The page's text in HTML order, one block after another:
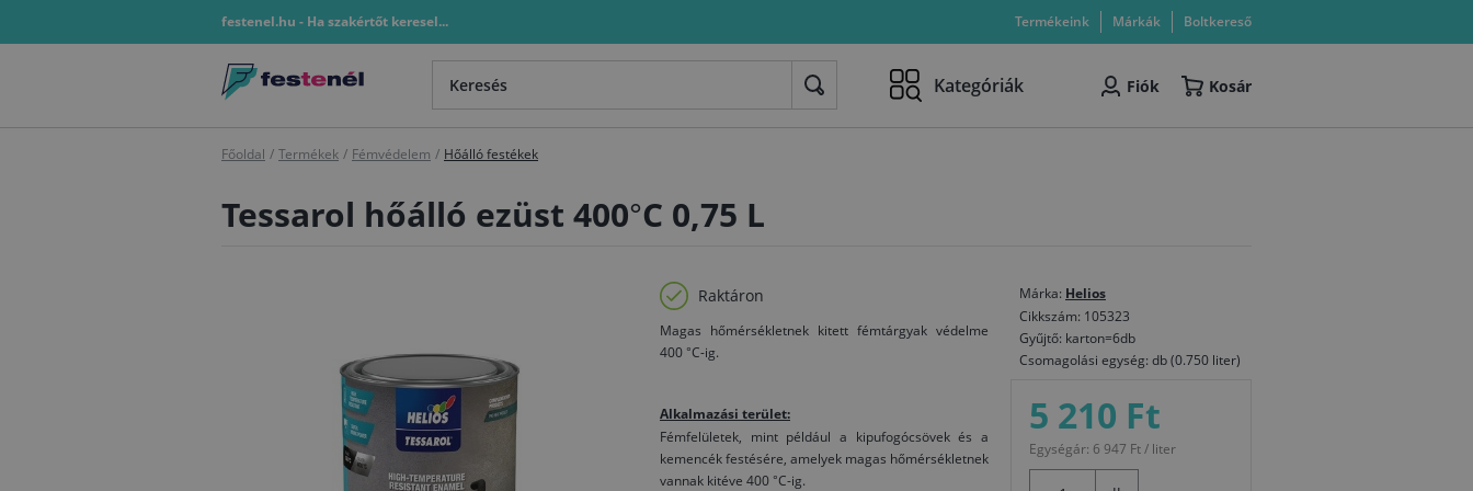
festenel.hu - Ha szakértőt keresel... Termékeink Márkák Boltkereső
Kategóriák Fiók Kosár
Főoldal / Termékek / Fémvédelem / Hőálló festékek
Tessarol hőálló ezüst 400°C 0,75 L
Raktáron
Magas hőmérsékletnek kitett fémtárgyak védelme
400 °C-ig.
Alkalmazási terület:
Fémfelületek, mint például a kipufogócsövek és a
kemencék festésére, amelyek magas hőmérsékletnek
vannak kitéve 400 °C-ig.
Márka: Helios
Cikkszám: 105323
Gyűjtő: karton=6db
Csomagolási egység: db (0.750 liter)
5 210 Ft
Egységár: 6 947 Ft / liter